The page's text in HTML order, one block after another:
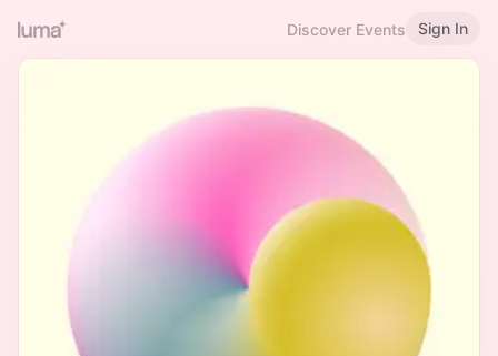
Discover Events Sign In